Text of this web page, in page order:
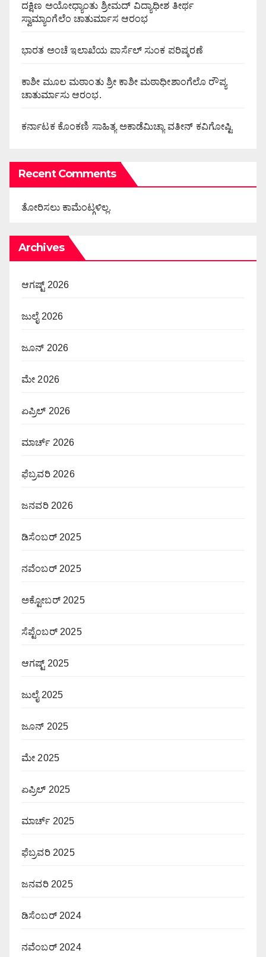
ದಕ್ಷಿಣ ಅಯೋಧ್ಯಾಂತು ಶ್ರೀಮದ್ ವಿದ್ಯಾಧೀಶ ತೀರ್ಥ
ಸ್ವಾಮ್ಯಾಂಗೆಲೆಂ ಚಾತುರ್ಮಾಸ ಆರಂಭ
ಭಾರತ ಅಂಚೆ ಇಲಾಖೆಯ ಪಾರ್ಸೆಲ್ ಸುಂಕ ಪರಿಷ್ಕರಣೆ
ಕಾಶೀ ಮೂಲ ಮಠಾಂತು ಶ್ರೀ ಕಾಶೀ ಮಠಾಧೀಶಾಂಗೆಲೊ ರೌಪ್ಯ
ಚಾತುರ್ಮಾಸು ಆರಂಭ.
ಕರ್ನಾಟಕ ಕೊಂಕಣಿ ಸಾಹಿತ್ಯ ಅಕಾಡೆಮಿಚ್ಯಾ ವತೀನ್ ಕವಿಗೋಷ್ಟಿ
Recent Comments
ತೋರಿಸಲು ಕಾಮೆಂಟ್ಗಳಿಲ್ಲ.
Archives
ಆಗಷ್ಟ್ 2026
ಜುಲೈ 2026
ಜೂನ್ 2026
ಮೇ 2026
ಏಪ್ರಿಲ್ 2026
ಮಾರ್ಚ್ 2026
ಫೆಬ್ರವರಿ 2026
ಜನವರಿ 2026
ಡಿಸೆಂಬರ್ 2025
ನವೆಂಬರ್ 2025
ಅಕ್ಟೋಬರ್ 2025
ಸೆಪ್ಟೆಂಬರ್ 2025
ಆಗಷ್ಟ್ 2025
ಜುಲೈ 2025
ಜೂನ್ 2025
ಮೇ 2025
ಏಪ್ರಿಲ್ 2025
ಮಾರ್ಚ್ 2025
ಫೆಬ್ರವರಿ 2025
ಜನವರಿ 2025
ಡಿಸೆಂಬರ್ 2024
ನವೆಂಬರ್ 2024